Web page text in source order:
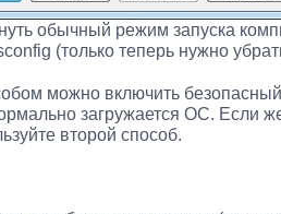
обычный режим запуска
(только теперь нужно
можно включить
загружается ОС. Если
второй способ.